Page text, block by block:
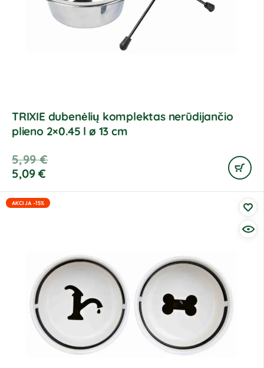
TRIXIE dubenėlių komplektas nerūdijančio
plieno 2×0.45 l ø 13 cm
5,99€
5,09 €
AKCIJA -15%